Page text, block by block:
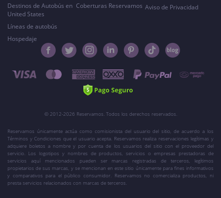
Destinos de Autobús en
United States
Líneas de autobús
Hospedaje
Coberturas Reservamos Aviso de Privacidad
© 2012-2026 Reservamos. Todos los derechos reservados.
Reservamos únicamente actúa como comisionista del usuario del sitio, de acuerdo a los
Términos y Condiciones que el usuario acepta. Reservamos realiza reservaciones legítimas y
adquiere boletos a nombre y por cuenta de los usuarios del sitio con el proveedor del
servicio. Los logotipos y nombres de productos, servicios o empresas prestadoras de
servicios aquí mencionados pueden ser marcas registradas de terceros, legítimos
propietarios de sus marcas, y se mencionan en este sitio únicamente para fines informativos
y comparativos para el público consumidor. Reservamos no comercializa productos, ni
presta servicios relacionados con marcas de terceros.